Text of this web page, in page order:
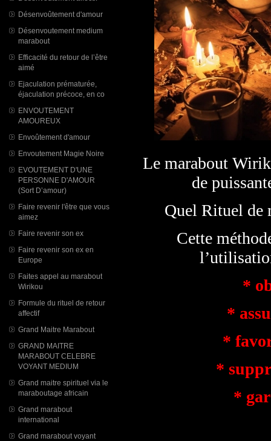
Désenvoûtement d'amour
Désenvoutement medium
marabout
Efficacité du retour de l’être
aimé
Ejaculation prématurée,
éjaculation précoce, en co
ENVOUTEMENT
AMOUREUX
Envoûtement d'amour
Envoutement Magie Noire
EVOUTEMENT D'UNE
PERSONNE D'AMOUR
(Sort D’amour)
Faire revenir l'être que vous
aimez
Faire revenir son ex
Faire revenir son ex en
Europe
Faites appel au marabout
Wirikou
Formule du rituel de retour
affectif
Grand Maitre Marabout
GRAND MAITRE
MARABOUT CELEBRE
VOYANT MEDIUM
Grand maitre spirituel via le
maraboutage africain
Grand marabout
international
Grand marabout voyant
Le marabout
de
​Quel Rituel de
Cette
*
*
*
*
*